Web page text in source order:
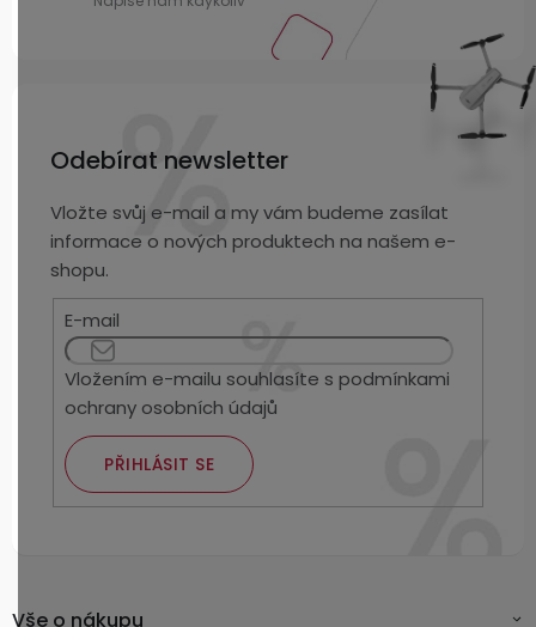
Odebírat newsletter
Vložte svůj e-mail a my vám budeme zasílat
informace o nových produktech na našem e-
shopu.
E-mail
Vložením e-mailu souhlasíte spodmínkami
ochrany osobních údajů
PŘIHLÁSIT SE
Vše o nákupu